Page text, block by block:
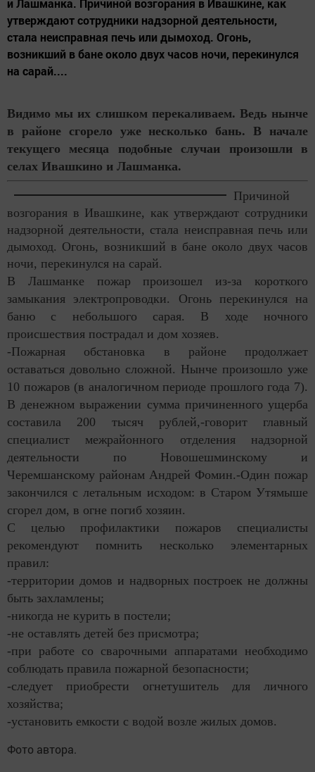
утверждают сотрудники надзорной деятельности,
стала неисправная печь или дымоход. Огонь,
возникший в бане около двух часов ночи, перекинулся
на сарай....
Видимо мы их слишком перекаливаем. Ведь нынче
в районе сгорело уже несколько бань. В начале
текущего месяца подобные случаи произошли в
селах Ивашкино и Лашманка.
Причиной
возгорания в Ивашкине, как утверждают сотрудники
надзорной деятельности, стала неисправная печь или
дымоход. Огонь, возникший в бане около двух часов
ночи, перекинулся на сарай.
В Лашманке пожар произошел из-за короткого
замыкания электропроводки. Огонь перекинулся на
баню с небольшого сарая. В ходе ночного
происшествия пострадал и дом хозяев.
-Пожарная обстановка в районе продолжает
оставаться довольно сложной. Нынче произошло уже
10 пожаров (в аналогичном периоде прошлого года 7).
В денежном выражении сумма причиненного ущерба
составила 200 тысяч рублей,-говорит главный
специалист межрайонного отделения надзорной
деятельности по Новошешминскому и
Черемшанскому районам Андрей Фомин.-Один пожар
закончился с летальным исходом: в Старом Утямыше
сгорел дом, в огне погиб хозяин.
С целью профилактики пожаров специалисты
рекомендуют помнить несколько элементарных
правил:
-территории домов и надворных построек не должны
быть захламлены;
-никогда не курить в постели;
-не оставлять детей без присмотра;
-при работе со сварочными аппаратами необходимо
соблюдать правила пожарной безопасности;
-следует приобрести огнетушитель для личного
хозяйства;
-установить емкости с водой возле жилых домов.
Фото автора.